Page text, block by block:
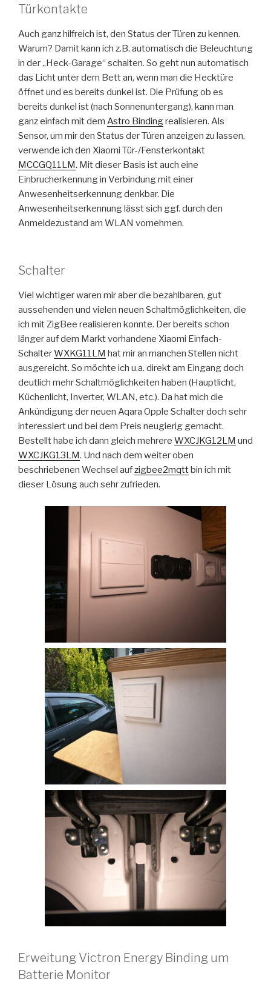
Türkontakte
Auch ganz hilfreich ist, den Status der Türen zu kennen.
Warum? Damit kann ich z.B. automatisch die Beleuchtung
in der „Heck-Garage“ schalten. So geht nun automatisch
das Licht unter dem Bett an, wenn man die Hecktüre
öffnet und es bereits dunkel ist. Die Prüfung ob es
bereits dunkel ist (nach Sonnenuntergang), kann man
ganz einfach mit dem Astro Bindingrealisieren. Als
Sensor, um mir den Status der Türen anzeigen zu lassen,
verwende ich den Xiaomi Tür-/Fensterkontakt
MCCGQ11LM. Mit dieser Basis ist auch eine
Einbrucherkennung in Verbindung mit einer
Anwesenheitserkennung denkbar. Die
Anwesenheitserkennung lässt sich ggf. durch den
Anmeldezustand am WLAN vornehmen.
Schalter
Viel wichtiger waren mir aber die bezahlbaren, gut
aussehenden und vielen neuen Schaltmöglichkeiten, die
ich mit ZigBee realisieren konnte. Der bereits schon
länger auf dem Markt vorhandene Xiaomi Einfach-
SchalterWXKG11LM hat mir an manchen Stellen nicht
ausgereicht. So möchte ich u.a. direkt am Eingang doch
deutlich mehr Schaltmöglichkeiten haben (Hauptlicht,
Küchenlicht, Inverter, WLAN, etc.). Da hat mich die
Ankündigung der neuen Aqara Opple Schalter doch sehr
interessiert und bei dem Preis neugierig gemacht.
Bestellt habe ich dann gleich mehrere WXCJKG12LM und
WXCJKG13LM. Und nach dem weiter oben
beschriebenen Wechsel aufzigbee2mqttbin ich mit
dieser Lösung auch sehr zufrieden.
Erweitung Victron Energy Binding um
Batterie Monitor